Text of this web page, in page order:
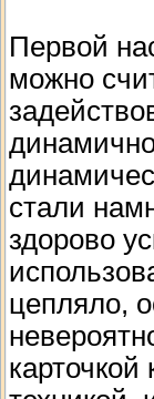
Первой
можно
стали
здорово
цепляло,